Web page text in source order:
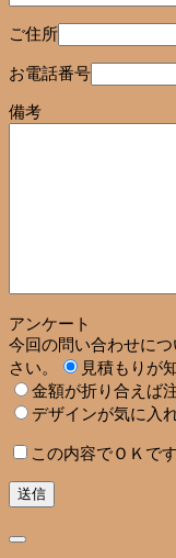
ご住所
お電話番号
備考
アンケート
今回の問い合わせに
さい。
見積もりが
金額が折り合えば
デザインが気に入
この内容でＯＫです